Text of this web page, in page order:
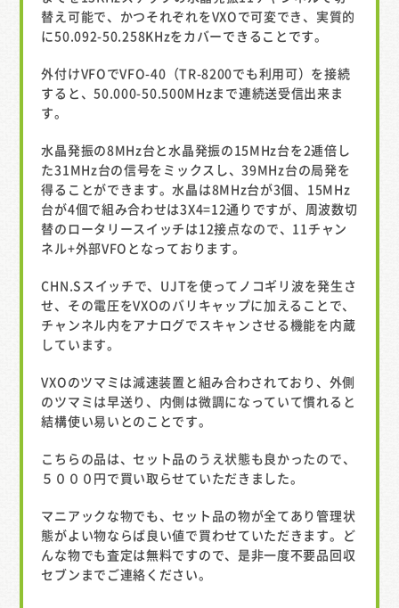
替え可能で、かつそれぞれをVXOで可変でき、実質的
に50.092-50.258KHzをカバーできることです。
外付けVFOでVFO-40（TR-8200でも利用可）を接続
すると、50.000-50.500MHzまで連続送受信出来ま
す。
水晶発振の8MHz台と水晶発振の15MHz台を2逓倍し
た31MHz台の信号をミックスし、39MHz台の局発を
得ることができます。水晶は8MHz台が3個、15MHz
台が4個で組み合わせは3X4=12通りですが、周波数切
替のロータリースイッチは12接点なので、11チャン
ネル+外部VFOとなっております。
CHN.Sスイッチで、UJTを使ってノコギリ波を発生さ
せ、その電圧をVXOのバリキャップに加えることで、
チャンネル内をアナログでスキャンさせる機能を内蔵
しています。
VXOのツマミは減速装置と組み合わされており、外側
のツマミは早送り、内側は微調になっていて慣れると
結構使い易いとのことです。
こちらの品は、セット品のうえ状態も良かったので、
５０００円で買い取らせていただきました。
マニアックな物でも、セット品の物が全てあり管理状
態がよい物ならば良い値で買わせていただきます。ど
んな物でも査定は無料ですので、是非一度不要品回収
セブンまでご連絡ください。